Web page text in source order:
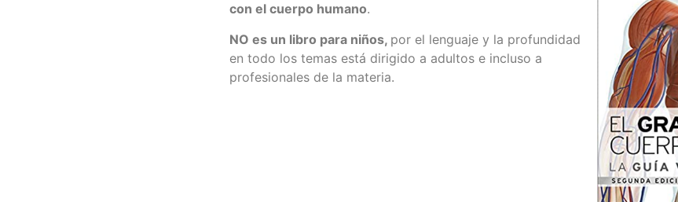
con el cuerpo humano.
NO es un libro para niños, por el lenguaje y la profundidad
en todo los temas está dirigido a adultos e incluso a
profesionales de la materia.